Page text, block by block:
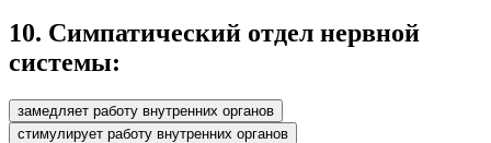
10. Симпатический отдел нервной
системы:
замедляет работу внутренних органов
стимулирует работу внутренних органов